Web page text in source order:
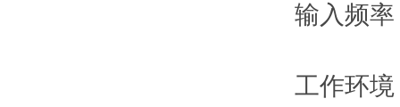
输入频
工作环